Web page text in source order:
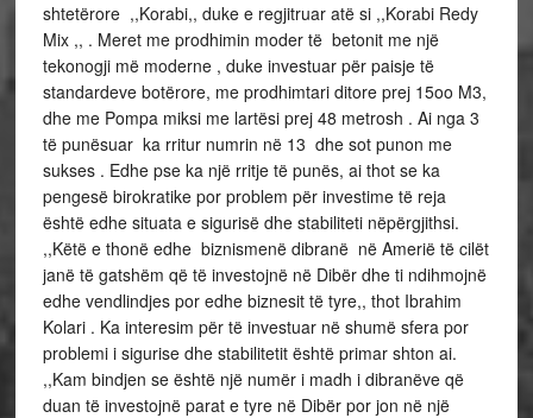
shtetërore ,,Korabi,, duke e regjitruar atë si ,,Korabi Redy
Mix ,, . Meret me prodhimin moder të betonit me një
tekonogji më moderne , duke investuar për paisje të
standardeve botërore, me prodhimtari ditore prej 15oo M3,
dhe me Pompa miksi me lartësi prej 48 metrosh . Ai nga 3
të punësuar ka rritur numrin në 13 dhe sot punon me
sukses . Edhe pse ka një rritje të punës, ai thot se ka
pengesë birokratike por problem për investime të reja
është edhe situata e sigurisë dhe stabiliteti nëpërgjithsi.
,,Këtë e thonë edhe biznismenë dibranë në Amerië të cilët
janë të gatshëm që të investojnë në Dibër dhe ti ndihmojnë
edhe vendlindjes por edhe biznesit të tyre,, thot Ibrahim
Kolari . Ka interesim për të investuar në shumë sfera por
problemi i sigurise dhe stabilitetit është primar shton ai.
,,Kam bindjen se është një numër i madh i dibranëve që
duan të investojnë parat e tyre në Dibër por jon në një